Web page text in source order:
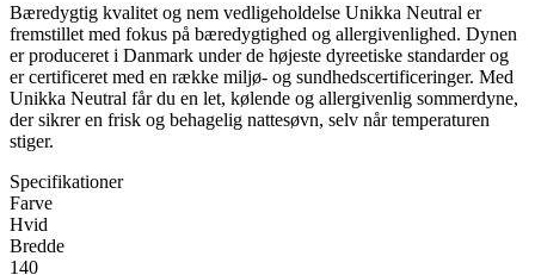
Bæredygtig kvalitet og nem vedligeholdelse Unikka Neutral er
fremstillet med fokus på bæredygtighed og allergivenlighed. Dynen
er produceret i Danmark under de højeste dyreetiske standarder og
er certificeret med en række miljø- og sundhedscertificeringer. Med
Unikka Neutral får du en let, kølende og allergivenlig sommerdyne,
der sikrer en frisk og behagelig nattesøvn, selv når temperaturen
stiger.
Specifikationer
Farve
Hvid
Bredde
140